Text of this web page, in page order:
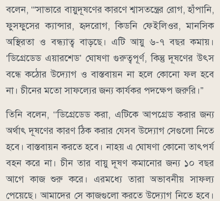
বলেন, ‘“সাভারে বায়ুদূষণের কারণে শ্বাসতন্ত্রের রোগ, হাঁপানি,
ফুসফুসের ক্যান্সার, হৃদরোগ, কিডনি ফেইলিওর, মানসিক
অস্থিরতা ও বন্ধ্যাত্ব বাড়ছে। এটি আয়ু ৬-৭ বছর কমায়।
‘ডিগ্রেডেড এয়ারশেড’ ঘোষণা গুরুত্বপূর্ণ, কিন্তু দূষণের উৎস
বন্ধে কঠোর উদ্যোগ ও বাস্তবায়ন না হলে কোনো ফল হবে
না। চীনের মতো সাফল্যের জন্য কার্যকর পদক্ষেপ জরুরি।”
তিনি বলেন, ‘‘ডিগ্রেডেড করা, এটিকে আপগ্রেড করার জন্য
অর্থাৎ দূষণের কারণ ঠিক করার যেসব উদ্যোগ সেগুলো নিতে
হবে। বাস্তবায়ন করতে হবে। নাহয় এ ঘোষণা কোনো তাৎপর্য
বহন করে না। চীন তার বায়ু দূষণ কমানোর জন্য ১০ বছর
আগে কাজ শুরু করে। এরমধ্যে তারা অভাবনীয় সাফল্য
পেয়েছে। আমাদের সে কাজগুলো করতে উদ্যোগ নিতে হবে।